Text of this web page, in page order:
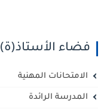
فضاء الأستاذ(ة)
الامتحانات المهنية
المدرسة الرائدة